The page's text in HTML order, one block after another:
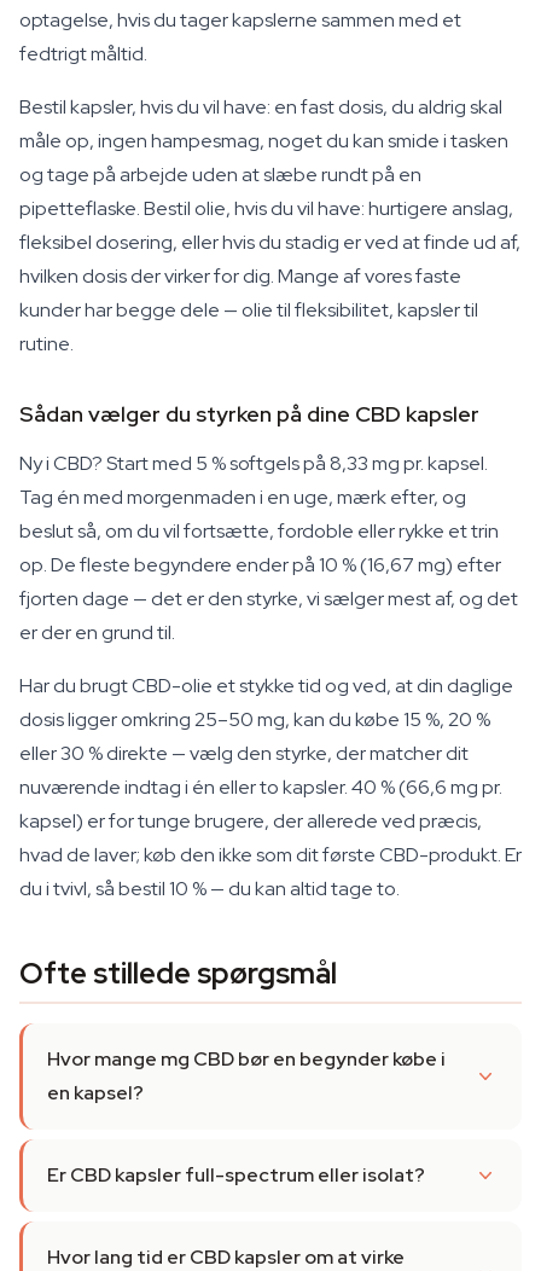
optagelse, hvis du tager kapslerne sammen med et
fedtrigt måltid.
Bestil kapsler, hvis du vil have: en fast dosis, du aldrig skal
måle op, ingen hampesmag, noget du kan smide i tasken
og tage på arbejde uden at slæbe rundt på en
pipetteflaske. Bestil olie, hvis du vil have: hurtigere anslag,
fleksibel dosering, eller hvis du stadig er ved at finde ud af,
hvilken dosis der virker for dig. Mange af vores faste
kunder har begge dele — olie til fleksibilitet, kapsler til
rutine.
Sådan vælger du styrken på dine CBD kapsler
Ny i CBD? Start med 5 % softgels på 8,33 mg pr. kapsel.
Tag én med morgenmaden i en uge, mærk efter, og
beslut så, om du vil fortsætte, fordoble eller rykke et trin
op. De fleste begyndere ender på 10 % (16,67 mg) efter
fjorten dage — det er den styrke, vi sælger mest af, og det
er der en grund til.
Har du brugt CBD-olie et stykke tid og ved, at din daglige
dosis ligger omkring 25–50 mg, kan du købe 15 %, 20 %
eller 30 % direkte — vælg den styrke, der matcher dit
nuværende indtag i én eller to kapsler. 40 % (66,6 mg pr.
kapsel) er for tunge brugere, der allerede ved præcis,
hvad de laver; køb den ikke som dit første CBD-produkt. Er
du i tvivl, så bestil 10 % — du kan altid tage to.
Ofte stillede spørgsmål
Hvor mange mg CBD bør en begynder købe i
en kapsel?
Er CBD kapsler full-spectrum eller isolat?
Hvor lang tid er CBD kapsler om at virke